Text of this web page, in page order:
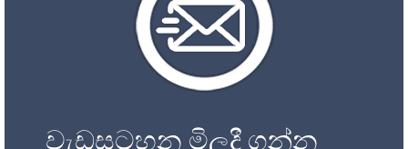
වැඩසටහන මිලදී ගන්න